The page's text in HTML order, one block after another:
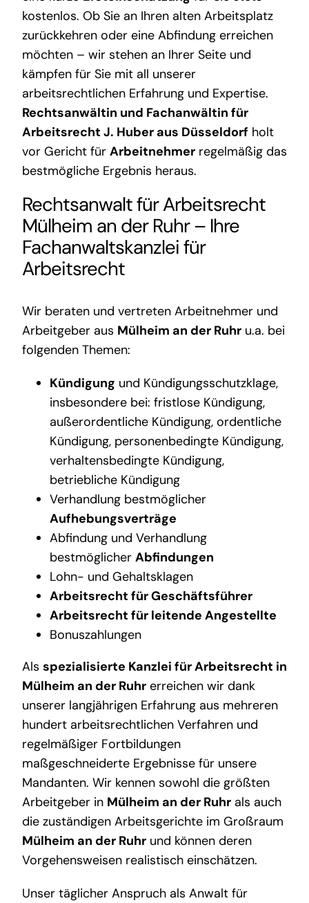
kostenlos. Ob Sie an Ihren alten Arbeitsplatz
zurückkehren oder eine Abfindung erreichen
möchten – wir stehen an Ihrer Seite und
kämpfen für Sie mit all unserer
arbeitsrechtlichen Erfahrung und Expertise.
Rechtsanwältin und Fachanwältin für
Arbeitsrecht J. Huber aus Düsseldorf holt
vor Gericht für Arbeitnehmerregelmäßig das
bestmögliche Ergebnis heraus.
Rechtsanwalt für Arbeitsrecht
Mülheim an der Ruhr– Ihre
Fachanwaltskanzlei für
Arbeitsrecht
Wir beraten und vertreten Arbeitnehmer und
Arbeitgeber aus Mülheim an der Ruhru.a. bei
folgenden Themen:
Kündigung und Kündigungsschutzklage,
insbesondere bei: fristlose Kündigung,
außerordentliche Kündigung, ordentliche
Kündigung, personenbedingte Kündigung,
verhaltensbedingte Kündigung,
betriebliche Kündigung
Verhandlung bestmöglicher
Aufhebungsverträge
Abfindung und Verhandlung
bestmöglicher Abfindungen
Lohn- und Gehaltsklagen
Arbeitsrecht für Geschäftsführer
Arbeitsrecht für leitende Angestellte
Bonuszahlungen
Als spezialisierte Kanzlei für Arbeitsrecht in
Mülheim an der Ruhrerreichen wir dank
unserer langjährigen Erfahrung aus mehreren
hundert arbeitsrechtlichen Verfahren und
regelmäßiger Fortbildungen
maßgeschneiderte Ergebnisse für unsere
Mandanten. Wir kennen sowohl die größten
Arbeitgeber in Mülheim an der Ruhrals auch
die zuständigen Arbeitsgerichte im Großraum
Mülheim an der Ruhrund können deren
Vorgehensweisen realistisch einschätzen.
Unser täglicher Anspruch als Anwalt für